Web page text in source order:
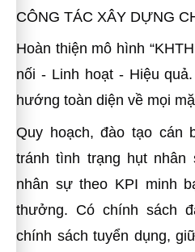
CÔNG TÁC XÂY DỰNG
Hoàn thiện mô hình
nối - Linh hoạt - Hiệu
hướng toàn diện về mọi
Quy hoạch, đào tạo cán
tránh tình trạng hụt
nhân sự theo KPI minh
thưởng. Có chính sách
chính sách tuyển dụng,